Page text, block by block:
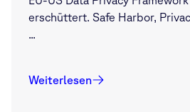
erschüttert. Safe Harbor,
...
Weiterlesen